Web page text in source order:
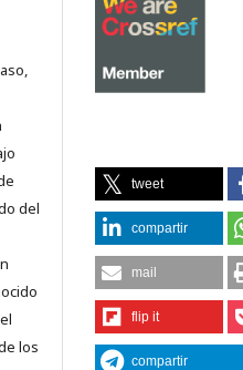
del
los
tweet
compartir
mail
flip it
compartir